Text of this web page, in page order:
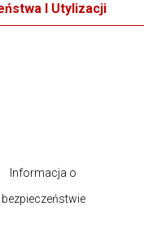
I Utylizacji
Informacja o
bezpieczeństwie